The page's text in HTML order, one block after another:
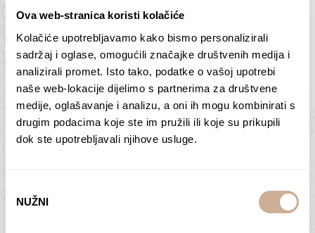
Ova web-stranica koristi kolačiće
Kolačiće upotrebljavamo kako bismo personalizirali
sadržaj i oglase, omogućili značajke društvenih medija i
analizirali promet. Isto tako, podatke o vašoj upotrebi
naše web-lokacije dijelimo s partnerima za društvene
medije, oglašavanje i analizu, a oni ih mogu kombinirati s
drugim podacima koje ste im pružili ili koje su prikupili
dok ste upotrebljavali njihove usluge.
pristanka
NUŽNI
Butan – ljudi 2
75,00€ – 138,00€Raspon
cijena:
od
75,00 €
138,00 €
ODABERI OPCIJE
Antarktika – krajolik
2
75,00€ – 138,00€Raspon
cijena:
od
ODABERI OPCIJE